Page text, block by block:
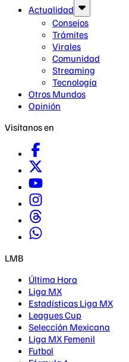
Actualidad
Consejos
Trámites
Virales
Comunidad
Streaming
Tecnología
Otros Mundos
Opinión
Visítanos en
LMB
Última Hora
Liga MX
Estadísticas Liga MX
Leagues Cup
Selección Mexicana
Liga MX Femenil
Futbol